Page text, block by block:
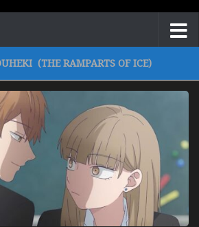
(THE RAMPARTS OF ICE)